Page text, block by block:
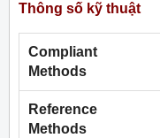
Thông số kỹ thuật
Compliant
Methods
Reference
Methods